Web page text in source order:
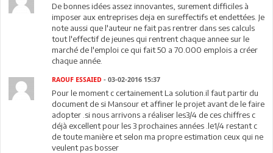
De bonnes idées assez innovantes, surement difficiles à
imposer aux entreprises deja en sureffectifs et endettées. Je
note aussi que l'auteur ne fait pas rentrer dans ses calculs
tout l'effectif de jeunes qui rentrent chaque annee sur le
marché de l'emploi ce qui fait 50 a 70.000 emplois a créer
chaque année.
RAOUF ESSAIED - 03-02-2016 15:37
Pour le moment c certainement La solution.il faut partir du
document de si Mansour et affiner le projet avant de le faire
adopter .si nous arrivons a réaliser les3/4 de ces chiffres c
déjà excellent pour les 3 prochaines années .le1/4 restant c
de toute manière et selon ma propre estimation ceux qui ne
veulent pas bosser